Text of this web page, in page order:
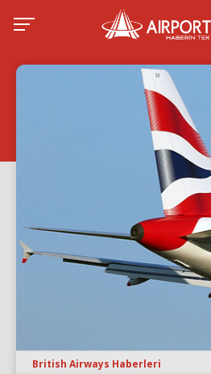
British Airways Haberleri